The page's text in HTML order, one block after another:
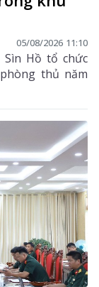
05/08/2026 11:10
Hồ tổ chức
thủ năm